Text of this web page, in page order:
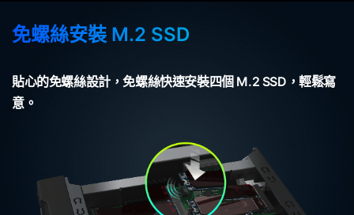
免螺絲安裝 M.2 SSD
貼心的免螺絲設計，免螺絲快速安裝四個 M.2 SSD，輕鬆寫
意。